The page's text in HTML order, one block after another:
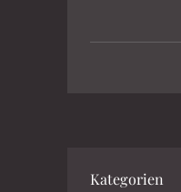
Kategorien